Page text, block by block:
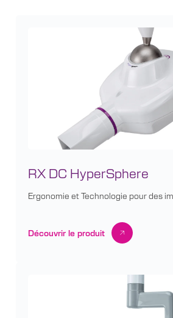
RX DC HyperSphere
Ergonomie et Technologie pour des
Découvrir le produit